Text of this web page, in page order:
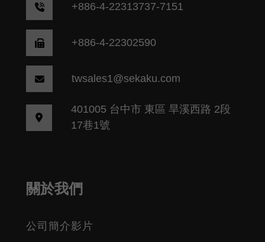
+886-4-22313737-7151
+886-4-22302590
twsales1@sekaku.com
401005 台中市 東區 旱溪西路 2段
17巷1號
關於我們
公司簡介影片